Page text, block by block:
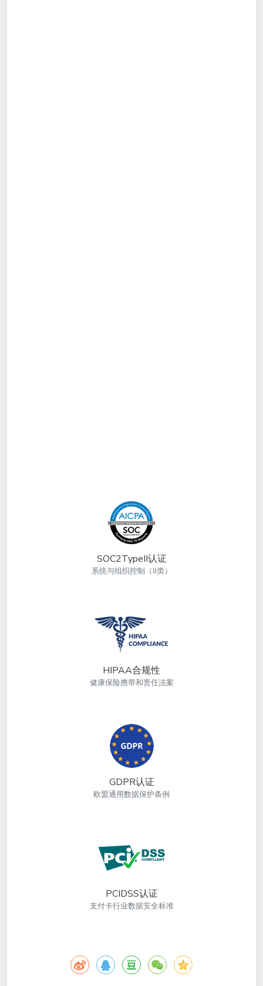
SOC2TypeII认证
系统与组织控制（Ⅱ类）
HIPAA合规性
健康保险携带和责任法案
GDPR认证
欧盟通用数据保护条例
PCIDSS认证
支付卡行业数据安全标准